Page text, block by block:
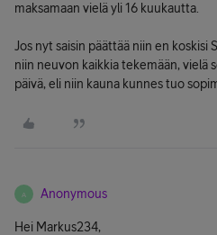
maksamaan vielä yli 16 kuukautta.
Jos nyt saisin päättää niin en koskisi
niin neuvon kaikkia tekemään, vielä
päivä, eli niin kauna kunnes tuo
A Anonymous
Hei Markus234,